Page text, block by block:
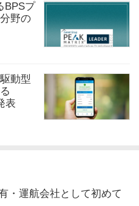
BPSプ
野の
動型
表
・運航会社として初めて